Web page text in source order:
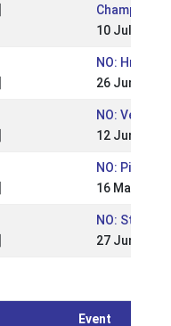
10 Jul 2005
NO: Hrimnir
26 Jun 2005
NO:
12 Jun 2005
NO: Pinse
16 May 2005
NO:
27 Jun 2004
Event